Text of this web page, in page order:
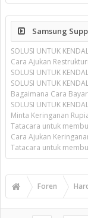
Samsung
SOLUSI UNTUK
Cara Ajukan
SOLUSI UNTUK
SOLUSI UNTUK
Bagaimana Cara
SOLUSI UNTUK
Minta Keringanan
Tatacara untuk
Cara Ajukan
Tatacara untuk
Foren